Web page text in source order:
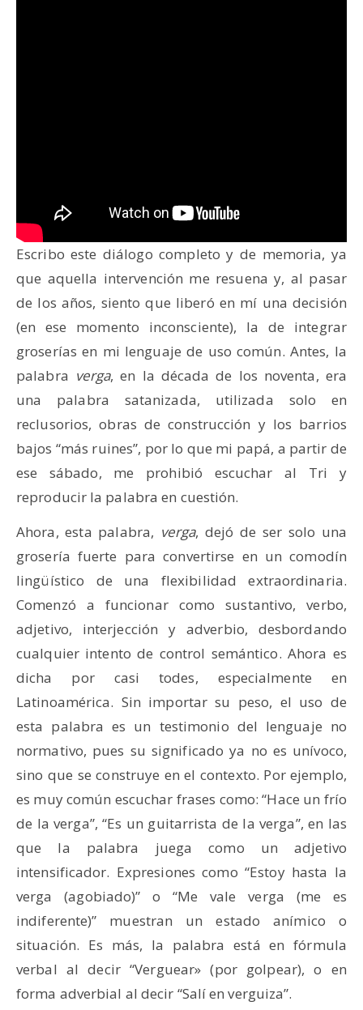
Escribo este diálogo completo y de memoria, ya
que aquella intervención me resuena y, al pasar
de los años, siento que liberó en mí una decisión
(en ese momento inconsciente), la de integrar
groserías en mi lenguaje de uso común. Antes, la
palabra verga, en la década de los noventa, era
una palabra satanizada, utilizada solo en
reclusorios, obras de construcción y los barrios
bajos “más ruines”, por lo que mi papá, a partir de
ese sábado, me prohibió escuchar al Tri y
reproducir la palabra en cuestión.
Ahora, esta palabra, verga, dejó de ser solo una
grosería fuerte para convertirse en un comodín
lingüístico de una flexibilidad extraordinaria.
Comenzó a funcionar como sustantivo, verbo,
adjetivo, interjección y adverbio, desbordando
cualquier intento de control semántico. Ahora es
dicha por casi todes, especialmente en
Latinoamérica. Sin importar su peso, el uso de
esta palabra es un testimonio del lenguaje no
normativo, pues su significado ya no es unívoco,
sino que se construye en el contexto. Por ejemplo,
es muy común escuchar frases como: “Hace un frío
de la verga”, “Es un guitarrista de la verga”, en las
que la palabra juega como un adjetivo
intensificador. Expresiones como “Estoy hasta la
verga (agobiado)” o “Me vale verga (me es
indiferente)” muestran un estado anímico o
situación. Es más, la palabra está en fórmula
verbal al decir “Verguear» (por golpear), o en
forma adverbial al decir “Salí en verguiza”.